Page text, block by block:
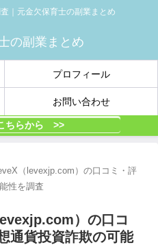
｜元金欠保育士の副業まとめ
プロフィール
お問い合わせ
ちらから >>
（levexjp.com）の口コミ・評
性を調査
）の口コ
通貨投資詐欺の可能